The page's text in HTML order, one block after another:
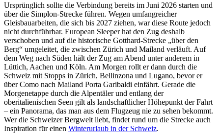
Ursprünglich sollte die Verbindung bereits im Juni 2026 starten und
über die Simplon-Strecke führen. Wegen umfangreicher
Gleisbauarbeiten, die sich bis 2027 ziehen, war diese Route jedoch
nicht durchführbar. European Sleeper hat den Zug deshalb
verschoben und auf die historische Gotthard-Strecke „über den
Berg“ umgeleitet, die zwischen Zürich und Mailand verläuft. Auf
dem Weg nach Süden hält der Zug am Abend unter anderem in
Lüttich, Aachen und Köln. Am Morgen rollt er dann durch die
Schweiz mit Stopps in Zürich, Bellinzona und Lugano, bevor er
über Como nach Mailand Porta Garibaldi einfährt. Gerade die
Morgenetappe durch die Alpentäler und entlang der
oberitalienischen Seen gilt als landschaftlicher Höhepunkt der Fahrt
– ein Panorama, das man aus dem Flugzeug nie zu sehen bekommt.
Wer die Schweizer Bergwelt liebt, findet rund um die Strecke auch
Inspiration für einen Winterurlaub in der Schweiz.